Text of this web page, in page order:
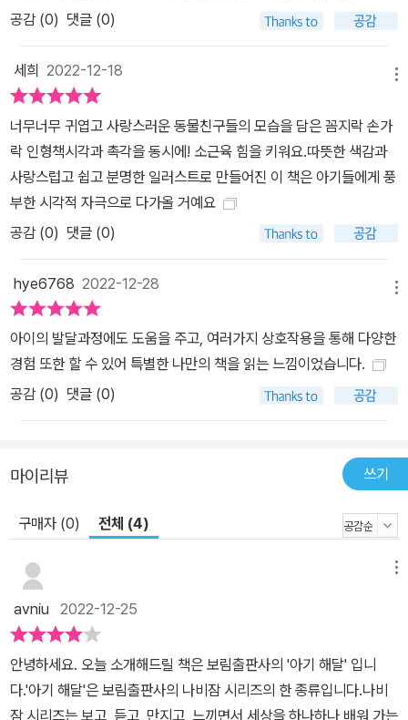
공감 (0) 댓글 (0)
세희 2022-12-18
너무너무 귀엽고 사랑스러운 동물친구들의 모습을 담은 꼼지락 손가
락 인형책시각과 촉각을 동시에! 소근육 힘을 키워요.따뜻한 색감과
사랑스럽고 쉽고 분명한 일러스트로 만들어진 이 책은 아기들에게 풍
부한 시각적 자극으로 다가올 거예요
공감 (0) 댓글 (0)
hye6768 2022-12-28
아이의 발달과정에도 도움을 주고, 여러가지 상호작용을 통해 다양한
경험 또한 할 수 있어 특별한 나만의 책을 읽는 느낌이었습니다.
공감 (0) 댓글 (0)
마이리뷰 쓰기
구매자 (0) 전체 (4)
avniu 2022-12-25
안녕하세요. 오늘 소개해드릴 책은 보림출판사의 '아기 해달' 입니
다.'아기 해달'은 보림출판사의 나비잠 시리즈의 한 종류입니다.나비
잠 시리즈는 보고, 듣고, 만지고, 느끼면서 세상을 하나하나 배워 가는